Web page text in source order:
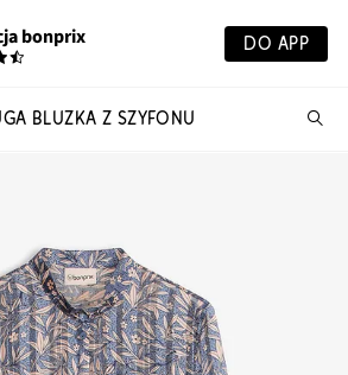
bonprix DO APP
BLUZKA Z SZYFONU